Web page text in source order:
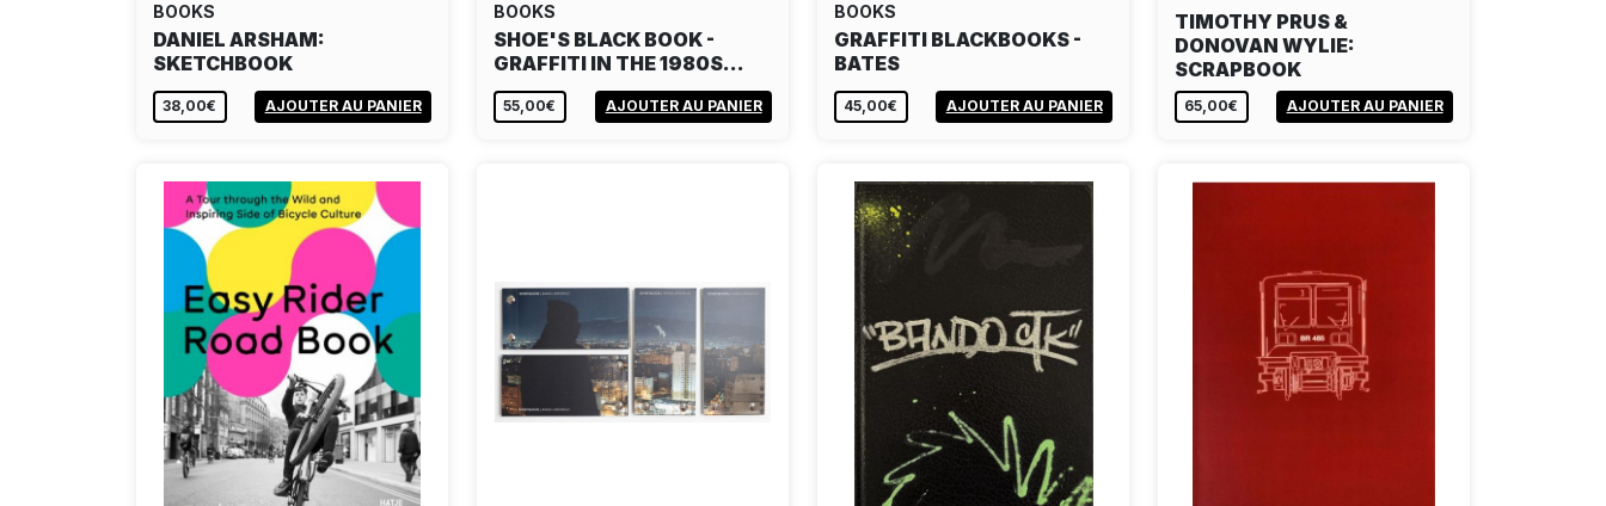
BOOKS
DANIEL ARSHAM:
SKETCHBOOK
38,00€ AJOUTER AU PANIER
BOOKS
SHOE'S BLACK BOOK -
GRAFFITI IN THE 1980S…
55,00€ AJOUTER AU PANIER
BOOKS
GRAFFITI BLACKBOOKS -
BATES
45,00€ AJOUTER AU PANIER
TIMOTHY PRUS &
DONOVAN WYLIE:
SCRAPBOOK
65,00€ AJOUTER AU PANIER